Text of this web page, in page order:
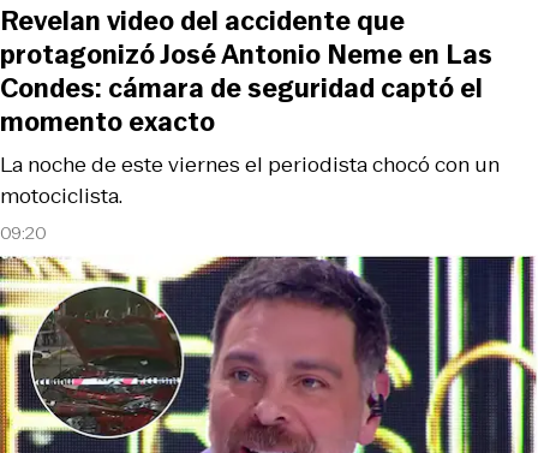
09:20
La noche de este viernes el periodista chocó con un
motociclista.
Revelan video del accidente que
protagonizó José Antonio Neme en Las
Condes: cámara de seguridad captó el
momento exacto